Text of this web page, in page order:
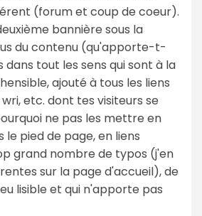
(forum et coup de coeur).
bannière sous la
du contenu (qu'apporte-t-
dans tout les sens qui sont à la
ajouté à tous les liens
etc. dont tes visiteurs se
ne pas les mettre en
le pied de page, en liens
grand nombre de typos (j'en
sur la page d'accueil), de
lisible et qui n'apporte pas